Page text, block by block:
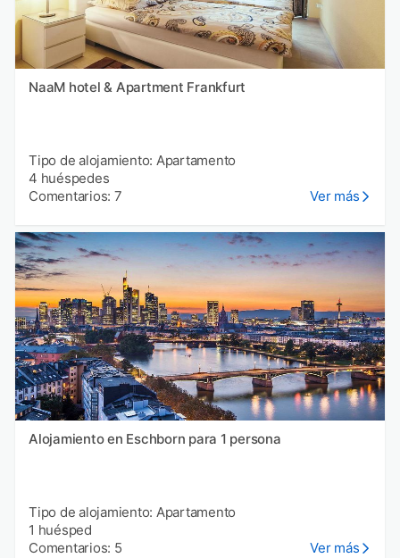
NaaM hotel & Apartment Frankfurt
Tipo de alojamiento: Apartamento
4 huéspedes
Comentarios: 7
Ver más
Alojamiento en Eschborn para 1 persona
Tipo de alojamiento: Apartamento
1 huésped
Comentarios: 5
Ver más